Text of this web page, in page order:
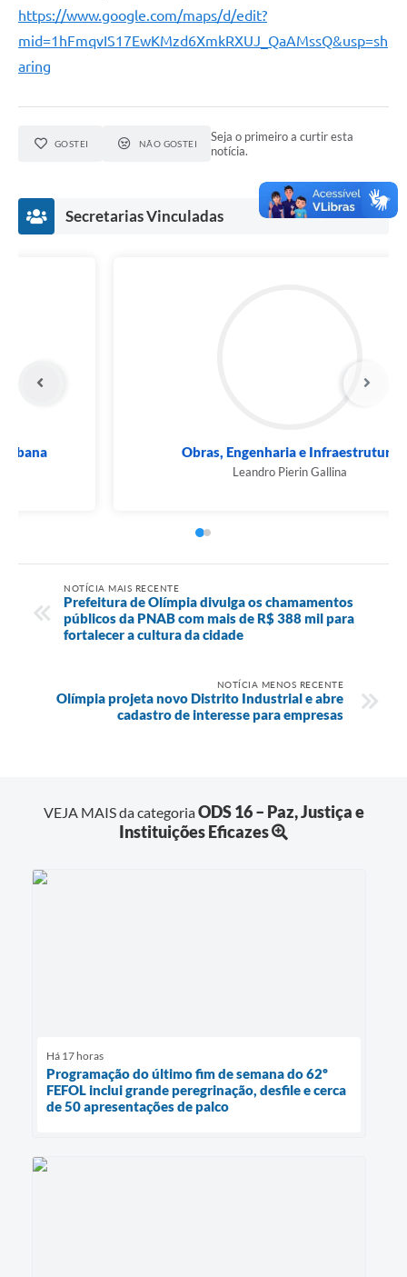
https://www.google.com/maps/d/edit?
mid=1hFmqvIS17EwKMzd6XmkRXUJ_QaAMssQ&usp=sh
aring
GOSTEI NÃO GOSTEI
Seja o primeiro a curtir esta
notícia.
Secretarias Vinculadas
Segurança, Trânsito e Mobilidade Urbana
Vinícius Cláudio Zoppellari
NOTÍCIA MAIS RECENTE
Prefeitura de Olímpia divulga os chamamentos
públicos da PNAB com mais de R$ 388 mil para
fortalecer a cultura da cidade
NOTÍCIA MENOS RECENTE
Olímpia projeta novo Distrito Industrial e abre
cadastro de interesse para empresas
VEJA MAIS da categoriaODS 16 – Paz, Justiça e
Instituições Eficazes
Há 17 horas
Programação do último fim de semana do 62º
FEFOL inclui grande peregrinação, desfile e cerca
de 50 apresentações de palco